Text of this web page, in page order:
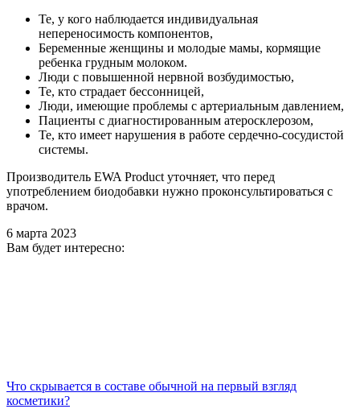
Те, у кого наблюдается индивидуальная
непереносимость компонентов,
Беременные женщины и молодые мамы, кормящие
ребенка грудным молоком.
Люди с повышенной нервной возбудимостью,
Те, кто страдает бессонницей,
Люди, имеющие проблемы с артериальным давлением,
Пациенты с диагностированным атеросклерозом,
Те, кто имеет нарушения в работе сердечно-сосудистой
системы.
Производитель EWA Product уточняет, что перед
употреблением биодобавки нужно проконсультироваться с
врачом.
6 марта 2023
Вам будет интересно:
Что скрывается в составе обычной на первый взгляд
косметики?